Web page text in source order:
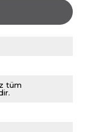
tüm